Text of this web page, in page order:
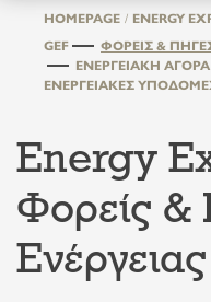
HOMEPAGE
ENERGY
GEF
ΦΟΡΕΊΣ &
ΕΝΕΡΓΕΙΑΚΉ ΑΓΟΡΆ
ΕΝΕΡΓΕΙΑΚΈΣ
Energy
Φορείς &
Ενέργειας